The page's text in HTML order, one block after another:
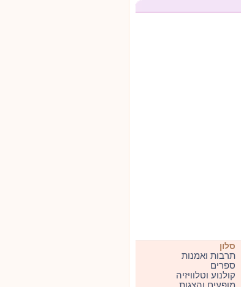
סלון
תרבות ואמנות
ספרים
קולנוע וטלוויזיה